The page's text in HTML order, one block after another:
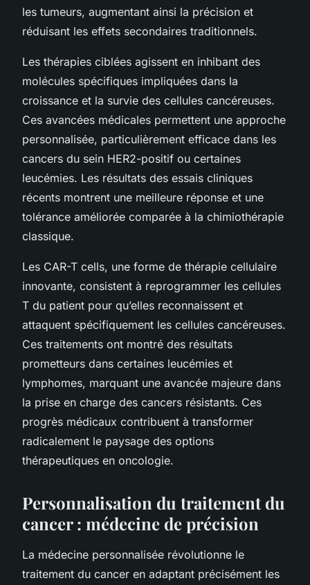
les tumeurs, augmentant ainsi la précision et
réduisant les effets secondaires traditionnels.
Les thérapies ciblées agissent en inhibant des
molécules spécifiques impliquées dans la
croissance et la survie des cellules cancéreuses.
Ces avancées médicales permettent une approche
personnalisée, particulièrement efficace dans les
cancers du sein HER2-positif ou certaines
leucémies. Les résultats des essais cliniques
récents montrent une meilleure réponse et une
tolérance améliorée comparée à la chimiothérapie
classique.
Les CAR-T cells, une forme de thérapie cellulaire
innovante, consistent à reprogrammer les cellules
T du patient pour qu’elles reconnaissent et
attaquent spécifiquement les cellules cancéreuses.
Ces traitements ont montré des résultats
prometteurs dans certaines leucémies et
lymphomes, marquant une avancée majeure dans
la prise en charge des cancers résistants. Ces
progrès médicaux contribuent à transformer
radicalement le paysage des options
thérapeutiques en oncologie.
Personnalisation du traitement du
cancer : médecine de précision
La médecine personnalisée révolutionne le
traitement du cancer en adaptant précisément les